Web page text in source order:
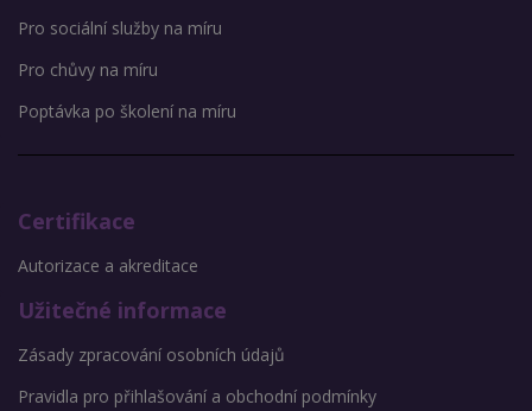
Pro sociální služby na míru
Pro chůvy na míru
Poptávka po školení na míru
Certifikace
Autorizace a akreditace
Užitečné informace
Zásady zpracování osobních údajů
Pravidla pro přihlašování a obchodní podmínky